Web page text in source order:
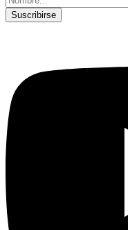
Suscribirse